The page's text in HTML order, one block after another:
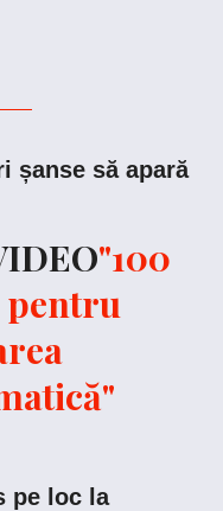
șanse să apară
"100
pe loc la